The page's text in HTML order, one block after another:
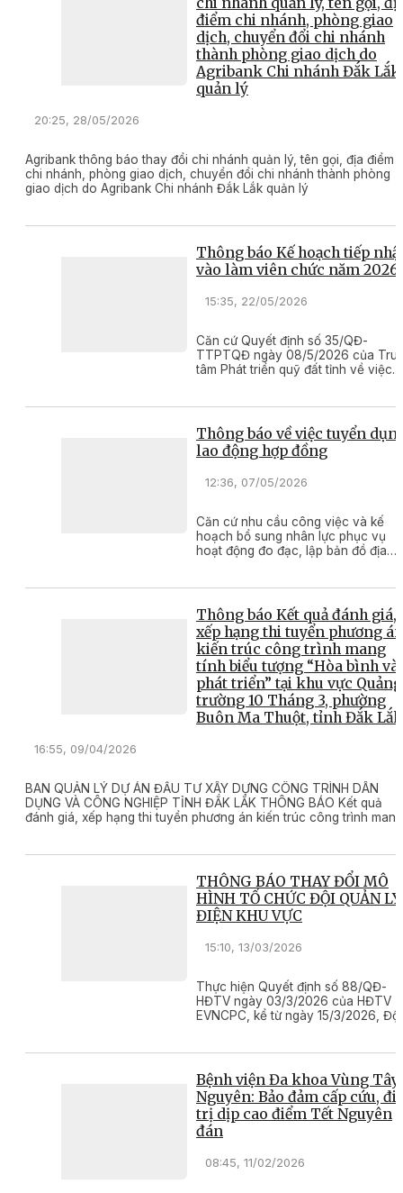
điểm chi nhánh, phòng giao
dịch, chuyển đổi chi nhánh
thành phòng giao dịch do
Agribank Chi nhánh Đắk Lắk
quản lý
20:25, 28/05/2026
Agribank thông báo thay đổi chi nhánh quản lý, tên gọi, địa điểm
chi nhánh, phòng giao dịch, chuyển đổi chi nhánh thành phòng
giao dịch do Agribank Chi nhánh Đắk Lắk quản lý
Thông báo Kế hoạch tiếp
vào làm viên chức năm 2026
15:35, 22/05/2026
Căn cứ Quyết định số 35/QĐ-
TTPTQĐ ngày 08/5/2026 của
tâm Phát triển quỹ đất tỉnh về việc
triển quỹ đất tỉnh thông báo Kế
hoạch tiếp nhận vào viên chức năm
2026, cụ thể như sau:
Thông báo về việc tuyển
lao động hợp đồng
12:36, 07/05/2026
Căn cứ nhu cầu công việc và kế
hoạch bổ sung nhân lực phục vụ
hoạt động đo đạc, lập bản đồ địa
thông báo tuyển dụng lao động hợp
đồng, cụ thể như sau:
Thông báo Kết quả đánh giá,
xếp hạng thi tuyển phương án
kiến trúc công trình mang
tính biểu tượng “Hòa bình và
phát triển” tại khu vực Quảng
trường 10 Tháng 3, phường
Buôn Ma Thuột, tỉnh Đắk Lắk
16:55, 09/04/2026
BAN QUẢN LÝ DỰ ÁN ĐẦU TƯ XÂY DỰNG CÔNG TRÌNH DÂN
DỤNG VÀ CÔNG NGHIỆP TỈNH ĐẮK LẮK THÔNG BÁO Kết quả
đánh giá, xếp hạng thi tuyển phương án kiến trúc công trình mang
THÔNG BÁO THAY ĐỔI MÔ
HÌNH TỔ CHỨC ĐỘI QUẢN LÝ
ĐIỆN KHU VỰC
15:10, 13/03/2026
Thực hiện Quyết định số 88/QĐ-
HĐTV ngày 03/3/2026 của HĐTV
EVNCPC, kể từ ngày 15/3/2026, Đội
không thay đổi, cụ thể:
Bệnh viện Đa khoa Vùng Tây
Nguyên: Bảo đảm cấp cứu,
trị dịp cao điểm Tết Nguyên
đán
08:45, 11/02/2026